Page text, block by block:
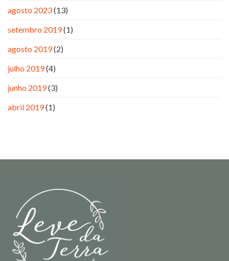
agosto 2023(13)
setembro 2019(1)
agosto 2019(2)
julho 2019(4)
junho 2019(3)
abril 2019(1)